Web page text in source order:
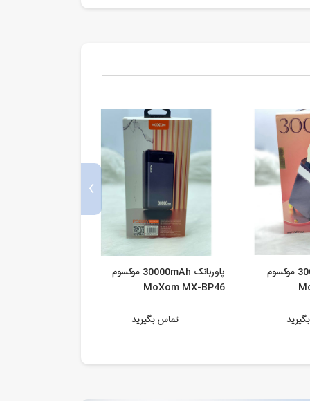
پاوربانک 30000mAh موکسوم
پاوربانک 30000mAh موکسوم
MoXom MX-BP46
تماس بگیرید
›